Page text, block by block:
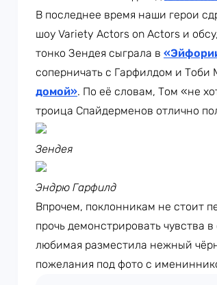
В последнее время наши герои
шоу Variety Actors on Actors и
тонко Зендея сыграла в
соперничать с Гарфилдом и Тоби
домой». По её словам, Том «не
троица Спайдерменов отлично
Зендея
Эндрю Гарфилд
Впрочем, поклонникам не стоит
прочь демонстрировать чувства
любимая разместила нежный
пожелания под фото с